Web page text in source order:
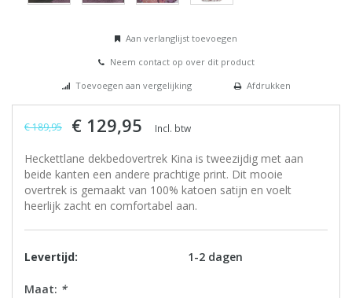
Aan verlanglijst toevoegen
Neem contact op over dit product
Toevoegen aan vergelijking
Afdrukken
€ 189,95 € 129,95 Incl. btw
Heckettlane dekbedovertrek Kina is tweezijdig met aan
beide kanten een andere prachtige print. Dit mooie
overtrek is gemaakt van 100% katoen satijn en voelt
heerlijk zacht en comfortabel aan.
Levertijd: 1-2 dagen
Maat: *